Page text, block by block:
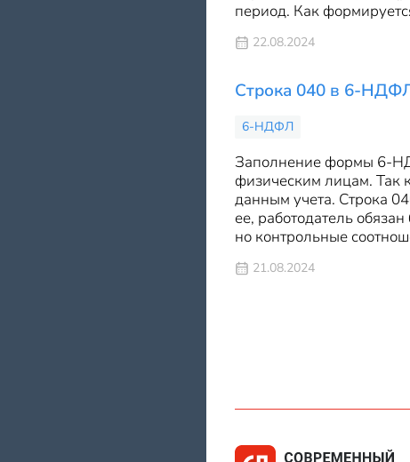
период. Как
22.08.2024
Строка 040 в 6-
6-НДФЛ
Заполнение формы 6-
физическим лицам. Так
данным учета. Строка
ее, работодатель
но контрольные
21.08.2024